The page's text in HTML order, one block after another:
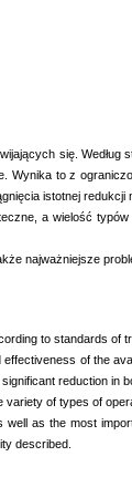
się.
to z
istotnej
a wielość
najważniejsze
to standards of
of the
reduction
of types of
as the most
described.